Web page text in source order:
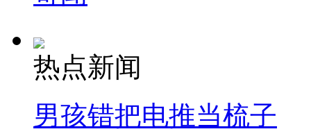
热点新闻
男孩错把电推当梳子